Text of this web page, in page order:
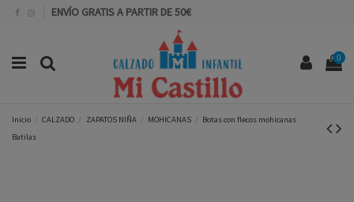
ENVÍO GRATIS A PARTIR DE 50€
0
Inicio CALZADO ZAPATOS NIÑA MOHICANAS
Botas con flecos mohicanas
Batilas